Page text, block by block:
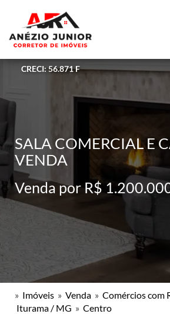
CRECI: 56.871 F
SALA COMERCIAL E
VENDA
Venda por R$
» Imóveis » Venda » Comércios com
Iturama / MG » Centro